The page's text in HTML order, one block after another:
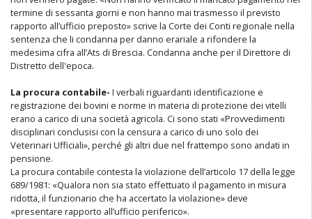
termine di sessanta giorni e non hanno mai trasmesso il previsto
rapporto all’ufficio preposto» scrive la Corte dei Conti regionale nella
sentenza che li condanna per danno erariale a rifondere la
medesima cifra all’Ats di Brescia. Condanna anche per il Direttore di
Distretto dell'epoca.
La procura contabile- I verbali riguardanti identificazione e
registrazione dei bovini e norme in materia di protezione dei vitelli
erano a carico di una società agricola. Ci sono stati «Provvedimenti
disciplinari conclusisi con la censura a carico di uno solo dei
Veterinari Ufficiali», perché gli altri due nel frattempo sono andati in
pensione.
La procura contabile contesta la violazione dell’articolo 17 della legge
689/1981: «Qualora non sia stato effettuato il pagamento in misura
ridotta, il funzionario che ha accertato la violazione» deve
«presentare rapporto all’ufficio periferico».